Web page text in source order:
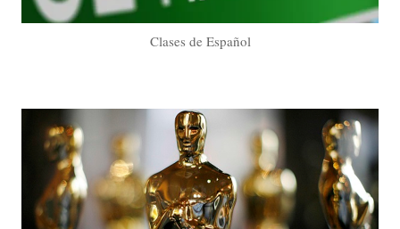
Clases de Español